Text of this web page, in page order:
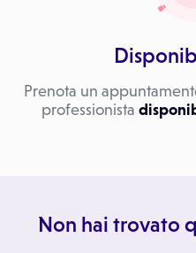
Prenota un
professionista
Non hai trovato